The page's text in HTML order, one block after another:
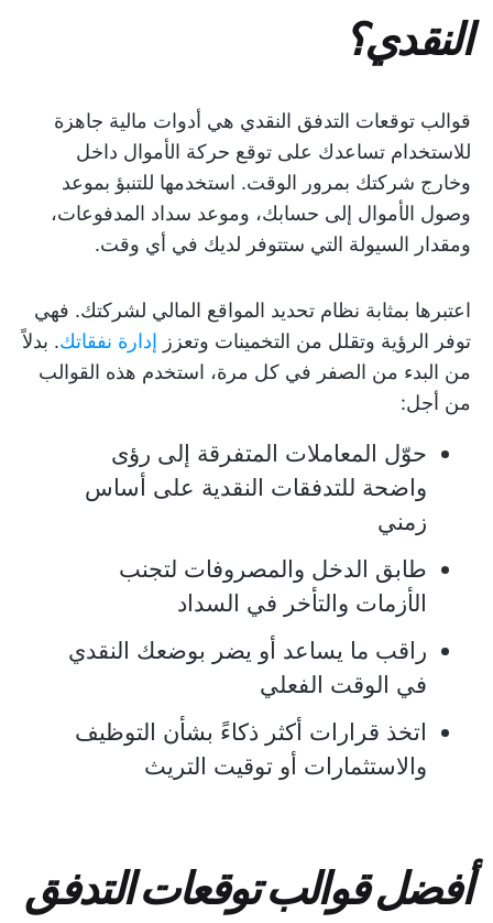
النقدي؟
قوالب توقعات التدفق النقدي هي أدوات مالية جاهزة
للاستخدام تساعدك على توقع حركة الأموال داخل
وخارج شركتك بمرور الوقت. استخدمها للتنبؤ بموعد
وصول الأموال إلى حسابك، وموعد سداد المدفوعات،
ومقدار السيولة التي ستتوفر لديك في أي وقت.
اعتبرها بمثابة نظام تحديد المواقع المالي لشركتك. فهي
توفر الرؤية وتقلل من التخمينات وتعزز إدارة نفقاتك. بدلاً
من البدء من الصفر في كل مرة، استخدم هذه القوالب
من أجل:
حوّل المعاملات المتفرقة إلى رؤى
واضحة للتدفقات النقدية على أساس
زمني
طابق الدخل والمصروفات لتجنب
الأزمات والتأخر في السداد
راقب ما يساعد أو يضر بوضعك النقدي
في الوقت الفعلي
اتخذ قرارات أكثر ذكاءً بشأن التوظيف
والاستثمارات أو توقيت التريث
أفضل قوالب توقعات التدفق